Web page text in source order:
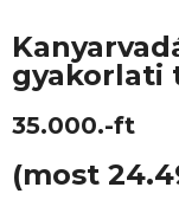
gyakorlati
35.000.-ft
(most